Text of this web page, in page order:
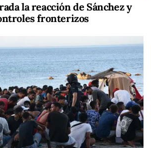
la reacción de Sánchez y
fronterizos